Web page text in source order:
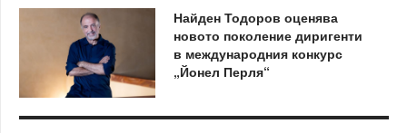
Найден Тодоров оценява
новото поколение диригенти
в международния конкурс
„Йонел Перля“